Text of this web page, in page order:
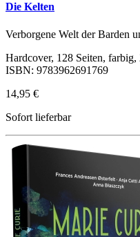
Die Kelten
Verborgene Welt der Barden
Hardcover, 128 Seiten,
ISBN: 9783962691769
14,95 €
Sofort lieferbar